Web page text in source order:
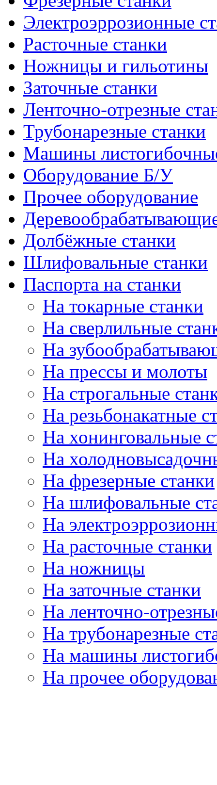
Электроэррозионные
Расточные станки
Ножницы и гильотины
Заточные станки
Ленточно-отрезные
Трубонарезные станки
Машины
Оборудование Б/У
Прочее оборудование
Долбёжные станки
Шлифовальные станки
Паспорта на станки
На токарные станки
На сверлильные
На
На прессы и молоты
На строгальные
На резьбонакатные
На хонинговальные
На
На фрезерные станки
На шлифовальные
На
На расточные станки
На ножницы
На заточные станки
На ленточно-
На трубонарезные
На машины
На прочее